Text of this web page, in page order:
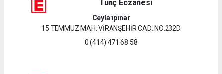
Tunç Eczanesi
Ceylanpınar
15 TEMMUZ MAH: VİRANŞEHİR CAD: NO:232D
0 (414) 471 68 58